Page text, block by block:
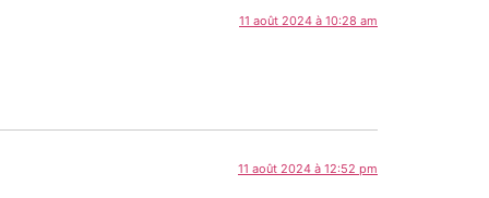
11 août 2024 à 10:28 am
11 août 2024 à 12:52 pm